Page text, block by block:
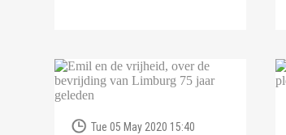
Tue 05 May 2020 15:40